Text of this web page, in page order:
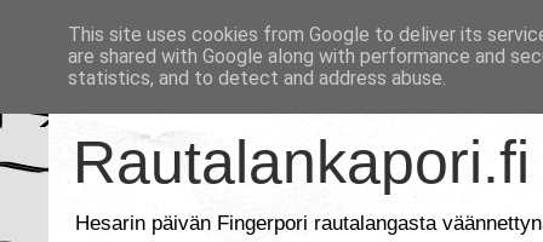
Rautalankapori.fi
Hesarin päivän Fingerpori rautalangasta
This site uses cookies from Google to deliver its
are shared with Google along with performance and
statistics, and to detect and address abuse.